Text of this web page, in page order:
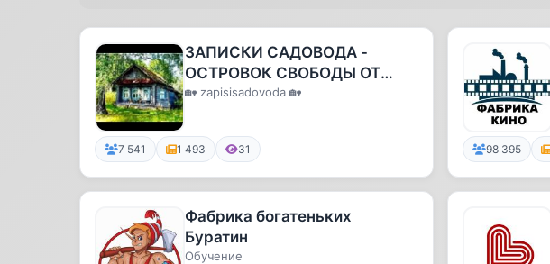
ЗАПИСКИ САДОВОДА -
ОСТРОВОК СВОБОДЫ ОТ
ГОРОДСКОЙ СУЕТЫ
🏡 zapisisadovoda 🏡
7 541 1 493 31 98 395
Фабрика богатеньких
Буратин
Обучение